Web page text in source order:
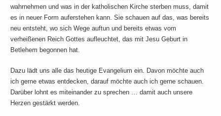
wahrnehmen und was in der katholischen Kirche sterben muss, damit
es in neuer Form auferstehen kann. Sie schauen auf das, was bereits
neu entsteht, wo sich Wege auftun und bereits etwas vom
verheißenen Reich Gottes aufleuchtet, das mit Jesu Geburt in
Betlehem begonnen hat.
Dazu lädt uns alle das heutige Evangelium ein. Davon möchte auch
ich gerne etwas entdecken, darauf möchte auch ich gerne schauen.
Darüber lohnt es miteinander zu sprechen … damit auch unsere
Herzen gestärkt werden.